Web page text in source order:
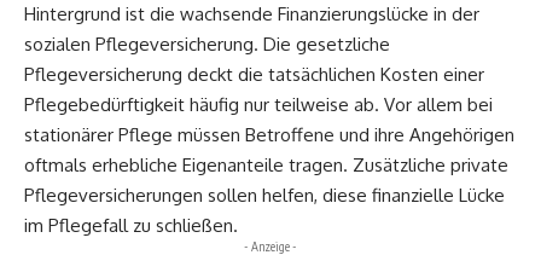
Hintergrund ist die wachsende Finanzierungslücke in der
sozialen Pflegeversicherung. Die gesetzliche
Pflegeversicherung deckt die tatsächlichen Kosten einer
Pflegebedürftigkeit häufig nur teilweise ab. Vor allem bei
stationärer Pflege müssen Betroffene und ihre Angehörigen
oftmals erhebliche Eigenanteile tragen. Zusätzliche private
Pflegeversicherungen sollen helfen, diese finanzielle Lücke
im Pflegefall zu schließen.
- Anzeige -